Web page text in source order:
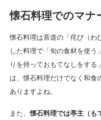
懐石料理でのマナ
懐石料理は茶道の「侘び（わ
した料理で「旬の食材を使
りを持っておもてなしをす
は、懐石料理だけでなく和食
ありますよね。
また、懐石料理では亭主（も